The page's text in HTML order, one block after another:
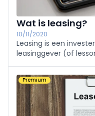
Wat is leasing?
10/11/2020
Leasing is een
leasinggever (of
leasingnemer (of
Premium